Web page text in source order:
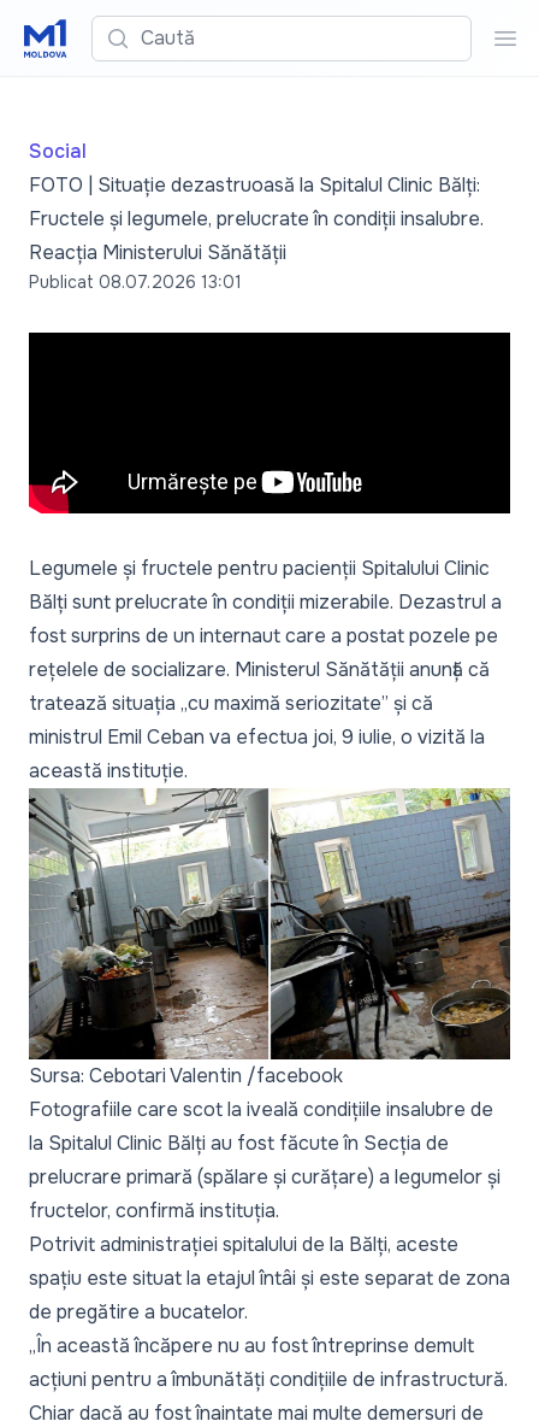
Caută
Social
FOTO | Situație dezastruoasă la Spitalul Clinic Bălți:
Fructele și legumele, prelucrate în condiții insalubre.
Reacția Ministerului Sănătății
Publicat 08.07.2026 13:01
Legumele și fructele pentru pacienții Spitalului Clinic
Bălți sunt prelucrate în condiții mizerabile. Dezastrul a
fost surprins de un internaut care a postat pozele pe
rețelele de socializare. Ministerul Sănătății anunță că
tratează situația „cu maximă seriozitate” și că
ministrul Emil Ceban va efectua joi, 9 iulie, o vizită la
această instituție.
Sursa: Cebotari Valentin /facebook
Fotografiile care scot la iveală condițiile insalubre de
la Spitalul Clinic Bălți au fost făcute în Secția de
prelucrare primară (spălare și curățare) a legumelor și
fructelor, confirmă instituția.
Potrivit administrației spitalului de la Bălți, aceste
spațiu este situat la etajul întâi și este separat de zona
de pregătire a bucatelor.
„În această încăpere nu au fost întreprinse demult
acțiuni pentru a îmbunătăți condițiile de infrastructură.
Chiar dacă au fost înaintate mai multe demersuri de